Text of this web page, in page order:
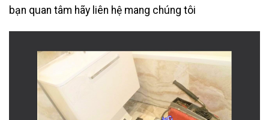
bạn quan tâm hãy liên hệ mang chúng tôi